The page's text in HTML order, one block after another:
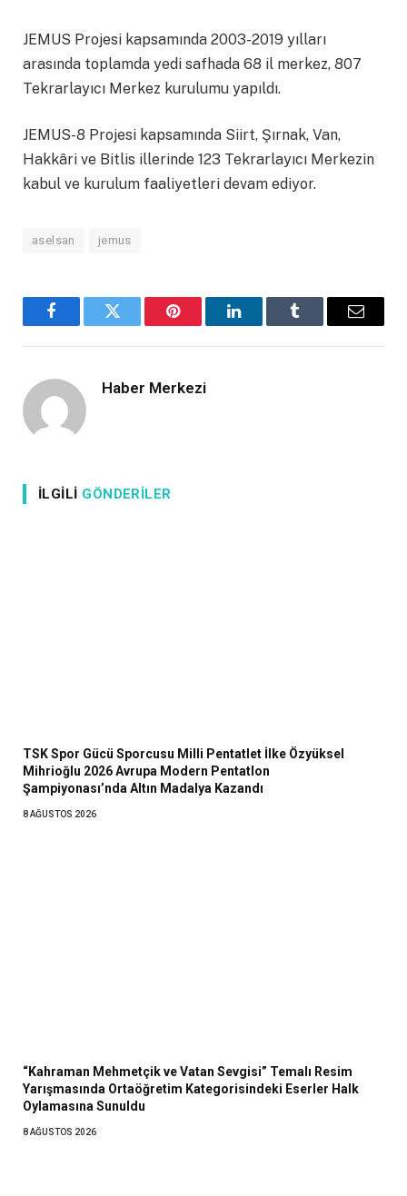
JEMUS Projesi kapsamında 2003-2019 yılları
arasında toplamda yedi safhada 68 il merkez, 807
Tekrarlayıcı Merkez kurulumu yapıldı.
JEMUS-8 Projesi kapsamında Siirt, Şırnak, Van,
Hakkâri ve Bitlis illerinde 123 Tekrarlayıcı Merkezin
kabul ve kurulum faaliyetleri devam ediyor.
aselsan jemus
FacebookX Pinterest LinkedInTumblr Email
Haber Merkezi
İLGILI GÖNDERILER
TSK Spor Gücü Sporcusu Milli Pentatlet İlke Özyüksel
Mihrioğlu 2026 Avrupa Modern Pentatlon
Şampiyonası’nda Altın Madalya Kazandı
8 AĞUSTOS 2026
“Kahraman Mehmetçik ve Vatan Sevgisi” Temalı Resim
Yarışmasında Ortaöğretim Kategorisindeki Eserler Halk
Oylamasına Sunuldu
8 AĞUSTOS 2026